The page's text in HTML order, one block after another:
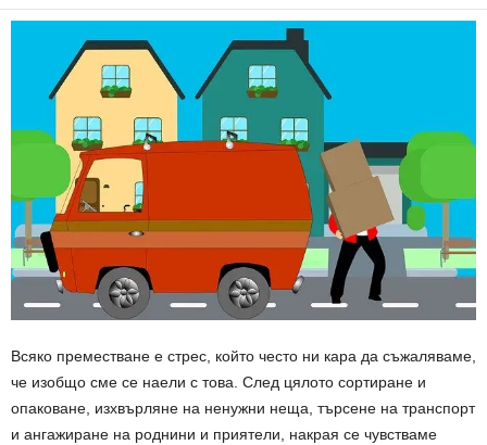
Всяко преместване е стрес, който често ни кара да съжаляваме,
че изобщо сме се наели с това. След цялото сортиране и
опаковане, изхвърляне на ненужни неща, търсене на транспорт
и ангажиране на роднини и приятели, накрая се чувстваме